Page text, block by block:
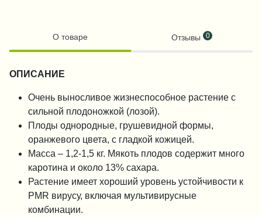
О товаре Отзывы 0
ОПИСАНИЕ
Очень выносливое жизнеспособное растение с
сильной плодоножкой (лозой).
Плоды однородные, грушевидной формы,
оранжевого цвета, с гладкой кожицей.
Масса – 1,2-1,5 кг. Мякоть плодов содержит много
каротина и около 13% сахара.
Растение имеет хороший уровень устойчивости к
PMR вирусу, включая мультивирусные
комбинации.